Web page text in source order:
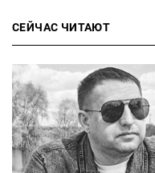
СЕЙЧАС ЧИТАЮТ